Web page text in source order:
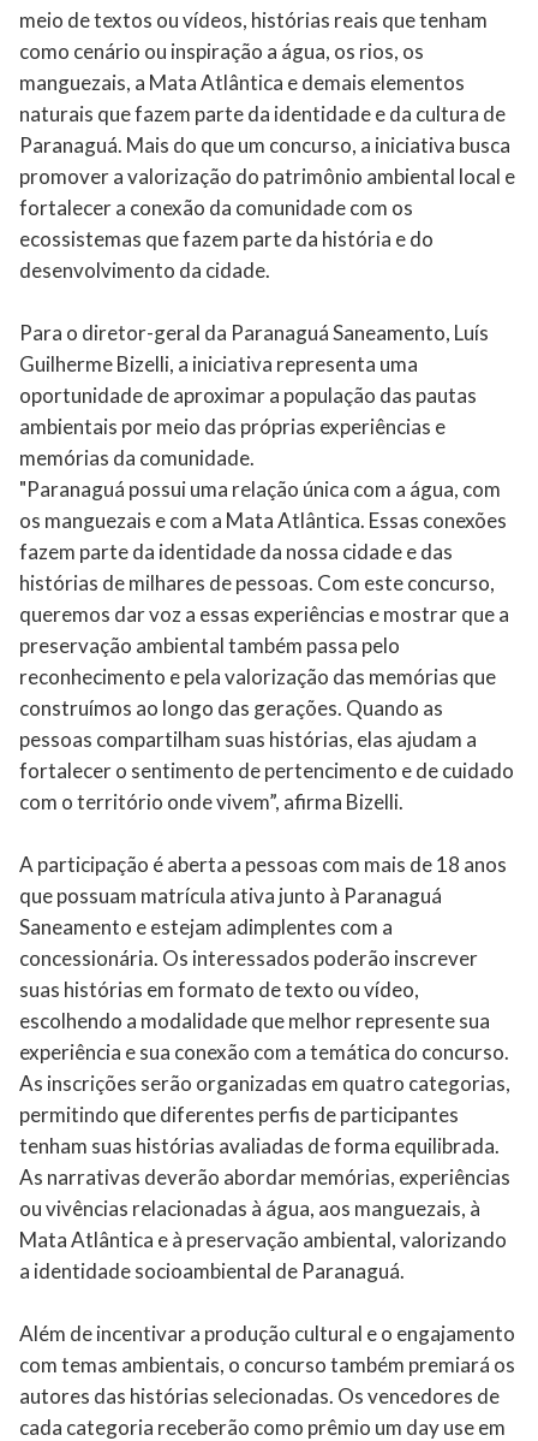
meio de textos ou vídeos, histórias reais que tenham
como cenário ou inspiração a água, os rios, os
manguezais, a Mata Atlântica e demais elementos
naturais que fazem parte da identidade e da cultura de
Paranaguá. Mais do que um concurso, a iniciativa busca
promover a valorização do patrimônio ambiental local e
fortalecer a conexão da comunidade com os
ecossistemas que fazem parte da história e do
desenvolvimento da cidade.
Para o diretor-geral da Paranaguá Saneamento, Luís
Guilherme Bizelli, a iniciativa representa uma
oportunidade de aproximar a população das pautas
ambientais por meio das próprias experiências e
memórias da comunidade.
"Paranaguá possui uma relação única com a água, com
os manguezais e com a Mata Atlântica. Essas conexões
fazem parte da identidade da nossa cidade e das
histórias de milhares de pessoas. Com este concurso,
queremos dar voz a essas experiências e mostrar que a
preservação ambiental também passa pelo
reconhecimento e pela valorização das memórias que
construímos ao longo das gerações. Quando as
pessoas compartilham suas histórias, elas ajudam a
fortalecer o sentimento de pertencimento e de cuidado
com o território onde vivem”, afirma Bizelli.
A participação é aberta a pessoas com mais de 18 anos
que possuam matrícula ativa junto à Paranaguá
Saneamento e estejam adimplentes com a
concessionária. Os interessados poderão inscrever
suas histórias em formato de texto ou vídeo,
escolhendo a modalidade que melhor represente sua
experiência e sua conexão com a temática do concurso.
As inscrições serão organizadas em quatro categorias,
permitindo que diferentes perfis de participantes
tenham suas histórias avaliadas de forma equilibrada.
As narrativas deverão abordar memórias, experiências
ou vivências relacionadas à água, aos manguezais, à
Mata Atlântica e à preservação ambiental, valorizando
a identidade socioambiental de Paranaguá.
Além de incentivar a produção cultural e o engajamento
com temas ambientais, o concurso também premiará os
autores das histórias selecionadas. Os vencedores de
cada categoria receberão como prêmio um day use em